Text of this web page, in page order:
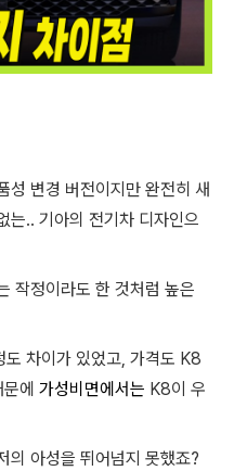
성 변경 버전이지만 완전히 새
는.. 기아의 전기차 디자인으
작정이라도 한 것처럼 높은
차이가 있었고, 가격도 K8
에 가성비면에서는 K8이 우
의 아성을 뛰어넘지 못했죠?